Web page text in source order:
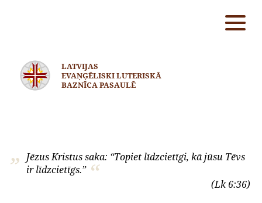
LATVIJAS
EVAŅĢĒLISKI LUTERISKĀ
BAZNĪCA PASAULĒ
Jēzus Kristus saka: “Topiet līdzcietīgi, kā jūsu Tēvs
ir līdzcietīgs.”
(Lk 6:36)